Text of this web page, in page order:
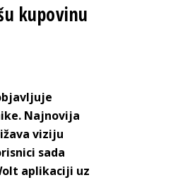
kupovinu
Najnovija
viziju
sada
aplikaciji uz